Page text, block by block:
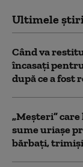
Ultimele
Când va
încasați
după ce a fost
„Meșteri” care
sume uriașe
bărbați,